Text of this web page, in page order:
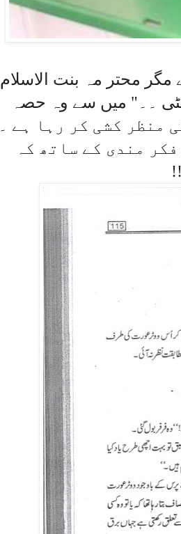
محتر مہ بنت الاسلام
۔۔" میں سے وہ حصہ
مندی کے ساتھ کہ